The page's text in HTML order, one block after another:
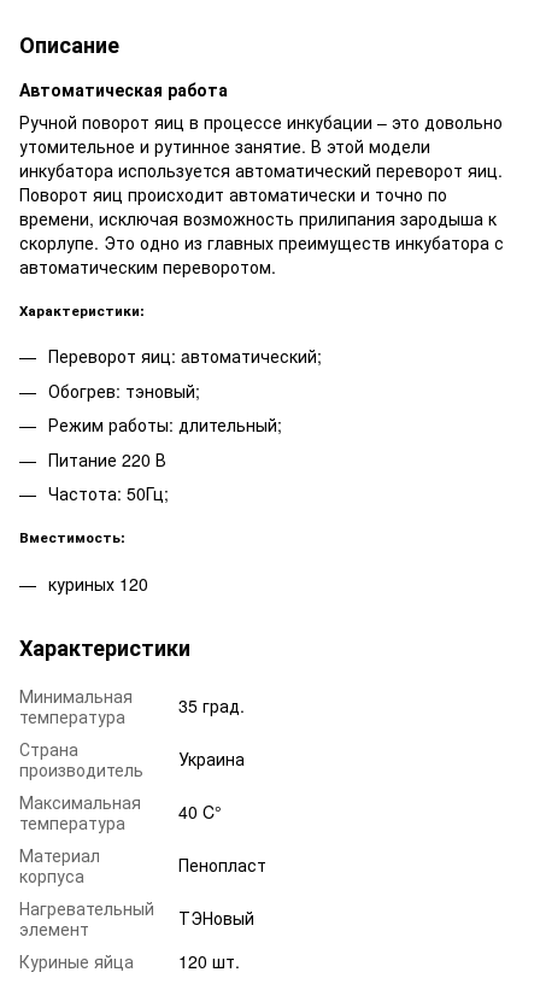
Описание
Автоматическая работа
Ручной поворот яиц в процессе инкубации – это довольно
утомительное и рутинное занятие. В этой модели
инкубатора используется автоматический переворот яиц.
Поворот яиц происходит автоматически и точно по
времени, исключая возможность прилипания зародыша к
скорлупе. Это одно из главных преимуществ инкубатора с
автоматическим переворотом.
Характеристики:
Переворот яиц: aвтоматический;
Обогрев: тэновый;
Режим работы: длительный;
Питание 220 В
Частота: 50Гц;
Вместимость:
куриных 120
Характеристики
Минимальная
температура
35 град.
Страна
производитель
Украина
Максимальная
температура
40 C°
Материал
корпуса
Пенопласт
Нагревательный
элемент
ТЭНовый
Куриные яйца
120 шт.